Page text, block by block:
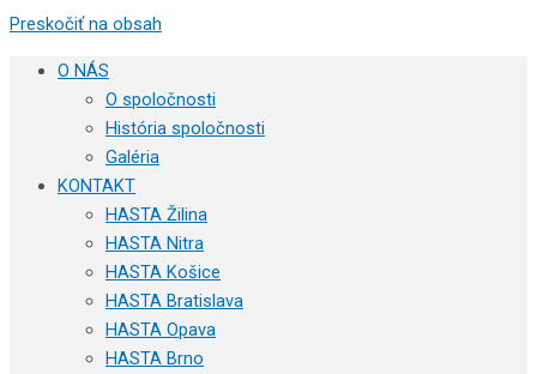
Preskočiť na obsah
O NÁS
O spoločnosti
História spoločnosti
Galéria
KONTAKT
HASTA Žilina
HASTA Nitra
HASTA Košice
HASTA Bratislava
HASTA Opava
HASTA Brno